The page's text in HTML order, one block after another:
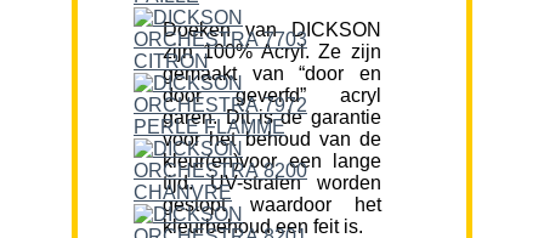
Doeken van DICKSON
zijn 100% Acryl. Ze zijn
gemaakt van “door en
door geverfd” acryl
garen. Dit is de garantie
voor het behoud van de
kleur(en)voor een lange
tijd. UV-stralen worden
gestopt waardoor het
kleurbehoud een feit is.